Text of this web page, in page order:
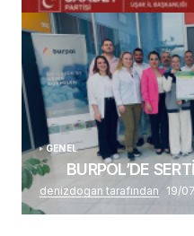
Alaattin Karahan tarafından 14/
GENEL
BURPOL’DE
denizdogan tarafından 19/